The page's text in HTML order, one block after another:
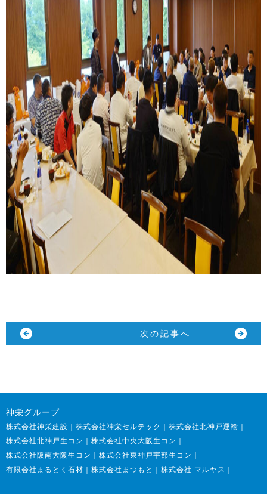
一覧に戻る次の記事へ
神栄グループ
株式会社神栄建設 株式会社神栄セルテック
株式会社北神戸運輸
株式会社北神戸生コン
株式会社中央大阪生コン
株式会社阪南大阪生コン
株式会社東神戸宇部生コン
有限会社まるとく石材
株式会社まつもと 株式会社 マルヤス